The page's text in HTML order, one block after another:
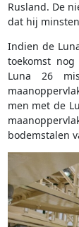
Rusland. De
dat hij
Indien de
toekomst
Luna 26
men met de
bodemstalen